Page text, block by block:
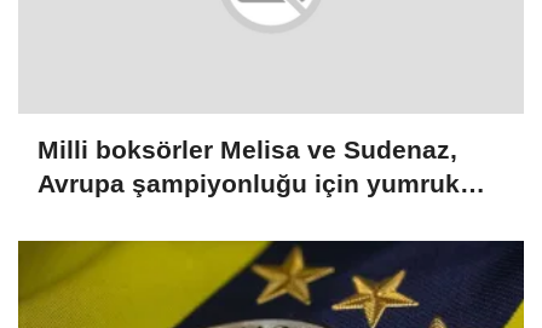
Milli boksörler Melisa ve Sudenaz,
Avrupa şampiyonluğu için yumruk